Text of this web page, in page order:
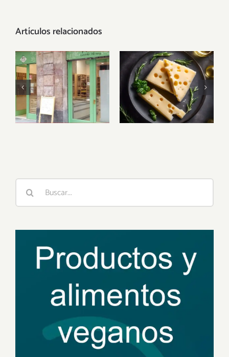
Artículos relacionados
Viva la vida
veganamente
Quesos
veganos: un
mundo de
sabor sin
Buscar: